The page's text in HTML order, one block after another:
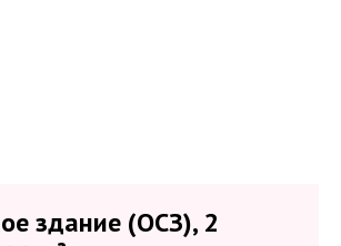
здание (ОСЗ), 2